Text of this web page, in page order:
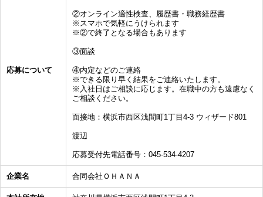
応募について
②オンライン適性検査、履歴書・職務経歴書
※スマホで気軽にうけられます
※②で終了となる場合もあります
③面談
④内定などのご連絡
※できる限り早く結果をご連絡いたします。
※入社日はご相談に応じます。在職中の方も遠慮なく
ご相談ください。
面接地：横浜市西区浅間町1丁目4-3 ウィザード801
渡辺
応募受付先電話番号：045-534-4207
企業名 合同会社ＯＨＡＮＡ